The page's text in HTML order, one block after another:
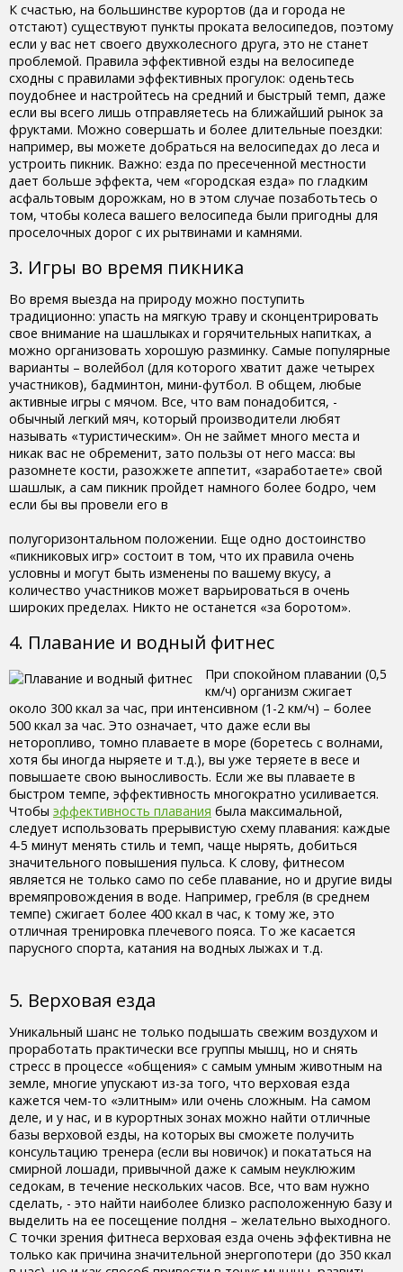
К счастью, на большинстве курортов (да и города не
отстают) существуют пункты проката велосипедов, поэтому
если у вас нет своего двухколесного друга, это не станет
проблемой. Правила эффективной езды на велосипеде
сходны с правилами эффективных прогулок: оденьтесь
поудобнее и настройтесь на средний и быстрый темп, даже
если вы всего лишь отправляетесь на ближайший рынок за
фруктами. Можно совершать и более длительные поездки:
например, вы можете добраться на велосипедах до леса и
устроить пикник. Важно: езда по пресеченной местности
дает больше эффекта, чем «городская езда» по гладким
асфальтовым дорожкам, но в этом случае позаботьтесь о
том, чтобы колеса вашего велосипеда были пригодны для
проселочных дорог с их рытвинами и камнями.
3. Игры во время пикника
Во время выезда на природу можно поступить
традиционно: упасть на мягкую траву и сконцентрировать
свое внимание на шашлыках и горячительных напитках, а
можно организовать хорошую разминку. Самые популярные
варианты – волейбол (для которого хватит даже четырех
участников), бадминтон, мини-футбол. В общем, любые
активные игры с мячом. Все, что вам понадобится, -
обычный легкий мяч, который производители любят
называть «туристическим». Он не займет много места и
никак вас не обременит, зато пользы от него масса: вы
разомнете кости, разожжете аппетит, «заработаете» свой
шашлык, а сам пикник пройдет намного более бодро, чем
если бы вы провели его в
полугоризонтальном положении. Еще одно достоинство
«пикниковых игр» состоит в том, что их правила очень
условны и могут быть изменены по вашему вкусу, а
количество участников может варьироваться в очень
широких пределах. Никто не останется «за боротом».
4. Плавание и водный фитнес
При спокойном плавании (0,5
км/ч) организм сжигает
около 300 ккал за час, при интенсивном (1-2 км/ч) – более
500 ккал за час. Это означает, что даже если вы
неторопливо, томно плаваете в море (боретесь с волнами,
хотя бы иногда ныряете и т.д.), вы уже теряете в весе и
повышаете свою выносливость. Если же вы плаваете в
быстром темпе, эффективность многократно усиливается.
Чтобы эффективность плавания была максимальной,
следует использовать прерывистую схему плавания: каждые
4-5 минут менять стиль и темп, чаще нырять, добиться
значительного повышения пульса. К слову, фитнесом
является не только само по себе плавание, но и другие виды
времяпровождения в воде. Например, гребля (в среднем
темпе) сжигает более 400 ккал в час, к тому же, это
отличная тренировка плечевого пояса. То же касается
парусного спорта, катания на водных лыжах и т.д.
5. Верховая езда
Уникальный шанс не только подышать свежим воздухом и
проработать практически все группы мышц, но и снять
стресс в процессе «общения» с самым умным животным на
земле, многие упускают из-за того, что верховая езда
кажется чем-то «элитным» или очень сложным. На самом
деле, и у нас, и в курортных зонах можно найти отличные
базы верховой езды, на которых вы сможете получить
консультацию тренера (если вы новичок) и покататься на
смирной лошади, привычной даже к самым неуклюжим
седокам, в течение нескольких часов. Все, что вам нужно
сделать, - это найти наиболее близко расположенную базу и
выделить на ее посещение полдня – желательно выходного.
С точки зрения фитнеса верховая езда очень эффективна не
только как причина значительной энергопотери (до 350 ккал